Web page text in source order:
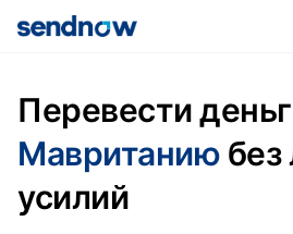
Перевести
Мавританию
усилий